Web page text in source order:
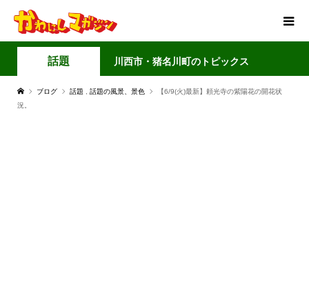
話題 川西市・猪名川町のトピックス
ブログ 話題 話題の風景、景色
【6/9(火)最新】頼光寺の紫陽花の開花状
況。